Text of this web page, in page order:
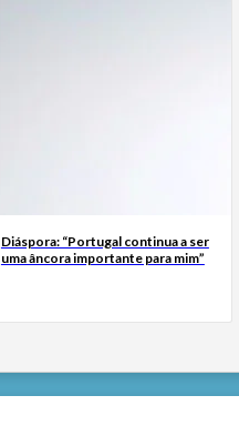
Diáspora: “Portugal continua a ser
uma âncora importante para mim”